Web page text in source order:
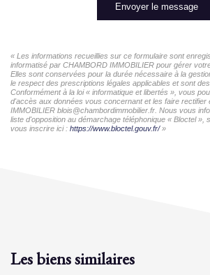
Envoyer le message
« Les informations recueillies sur ce formulaire sont
informatisé par CHAMBORD IMMOBILIER pour gérer
Elles sont conservées pour la durée nécessaire à la
le respect des prescriptions légales applicables et sont
Conformément à la loi « informatique et libertés », vous
d'accès aux données vous concernant et les faire rectifier
IMMOBILIER blois@chambordimmobilier.fr. Nous vous
liste d'opposition au démarchage téléphonique « Bloctel »,
vous inscrire ici : https://www.bloctel.gouv.fr/»
Les biens similaires